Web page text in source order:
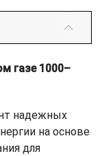
газе 1000–
надежных
на основе
для